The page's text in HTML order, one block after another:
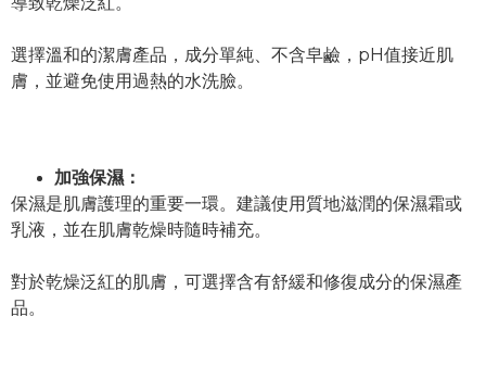
選擇溫和的潔膚產品，成分單純、不含皁鹼，pH值接近肌
膚，並避免使用過熱的水洗臉。
加強保濕：
保濕是肌膚護理的重要一環。建議使用質地滋潤的保濕霜或
乳液，並在肌膚乾燥時隨時補充。
對於乾燥泛紅的肌膚，可選擇含有舒緩和修復成分的保濕產
品。